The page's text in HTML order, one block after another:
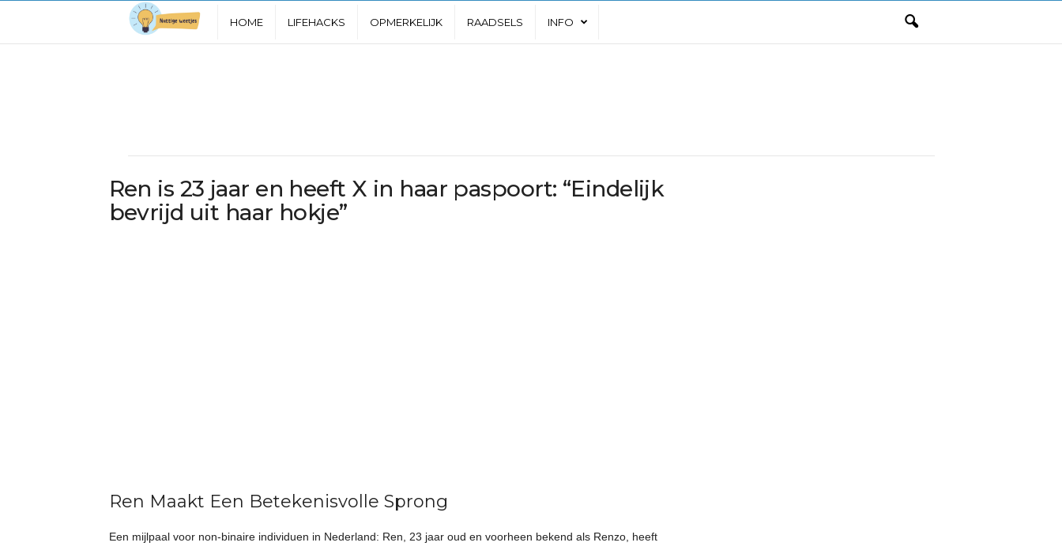
i
g
HOME LIFEHACKS OPMERKELIJK RAADSELS INFO
Ren is 23 jaar en heeft X in haar paspoort: “Eindelijk
bevrijd uit haar hokje”
Ren Maakt Een Betekenisvolle Sprong
Een mijlpaal voor non-binaire individuen in Nederland: Ren, 23 jaar oud en voorheen bekend als Renzo, heeft